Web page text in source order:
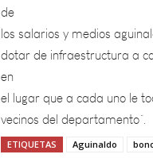
dotar de infraestructura
en
el lugar que a cada uno
vecinos del departamento”.
ETIQUETAS Aguinaldo